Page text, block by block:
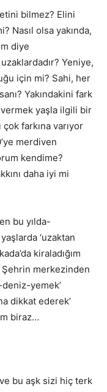
bilmez? Elini
Nasıl olsa yakında,
diye
Yeniye,
için mi? Sahi, her
Yakındakini fark
vermek yaşla ilgili bir
çok farkına varıyor
merdiven
kendime?
daha iyi mi
bu yılda-
‘uzaktan
kiraladığım
merkezinden
yemek’
dikkat ederek’
biraz…
bu aşk sizi hiç terk